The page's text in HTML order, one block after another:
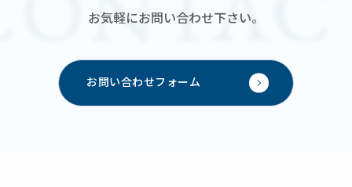
お気軽にお問い合わせ下さい。
お問い合わせフォーム